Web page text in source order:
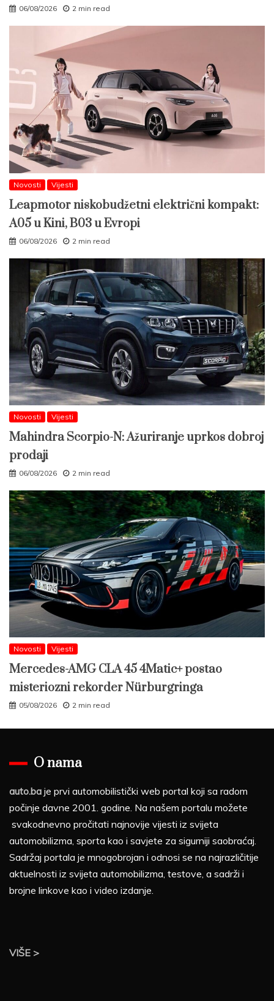
06/08/2026 2 min read
Novosti Vijesti
Leapmotor niskobudžetni električni kompakt:
A05 u Kini, B03 u Evropi
06/08/2026 2 min read
Novosti Vijesti
Mahindra Scorpio-N: Ažuriranje uprkos dobroj
prodaji
06/08/2026 2 min read
Novosti Vijesti
Mercedes-AMG CLA 45 4Matic+ postao
misteriozni rekorder Nürburgringa
05/08/2026 2 min read
O nama
auto.ba je prvi automobilistički web portal koji sa radom
počinje davne 2001. godine. Na našem portalu možete
svakodnevno pročitati najnovije vijesti iz svijeta
automobilizma, sporta kao i savjete za sigurniji saobraćaj.
Sadržaj portala je mnogobrojan i odnosi se na najrazličitije
aktuelnosti iz svijeta automobilizma, testove, a sadrži i
brojne linkove kao i video izdanje.
VIŠE >